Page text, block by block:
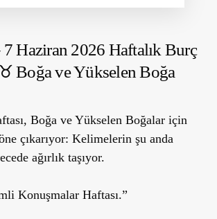
7 Haziran 2026 Haftalık Burç
♉ Boğa ve Yükselen Boğa
Boğa ve Yükselen Boğalar için
çıkarıyor: Kelimelerin şu anda
ağırlık taşıyor.
Konuşmalar Haftası.”